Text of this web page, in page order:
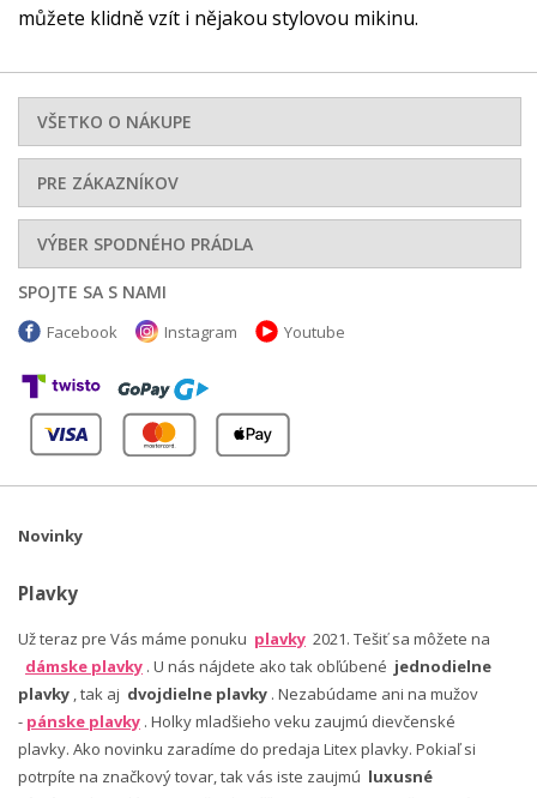
můžete klidně vzít i nějakou stylovou mikinu.
VŠETKO O NÁKUPE
PRE ZÁKAZNÍKOV
VÝBER SPODNÉHO PRÁDLA
SPOJTE SA S NAMI
Facebook Instagram Youtube
Novinky
Plavky
Už teraz pre Vás máme ponuku plavky 2021. Tešiť sa môžete na
dámske plavky . U nás nájdete ako tak obľúbené jednodielne
plavky , tak aj dvojdielne plavky . Nezabúdame ani na mužov
- pánske plavky . Holky mladšieho veku zaujmú dievčenské
plavky. Ako novinku zaradíme do predaja Litex plavky. Pokiaľ si
potrpíte na značkový tovar, tak vás iste zaujmú luxusné